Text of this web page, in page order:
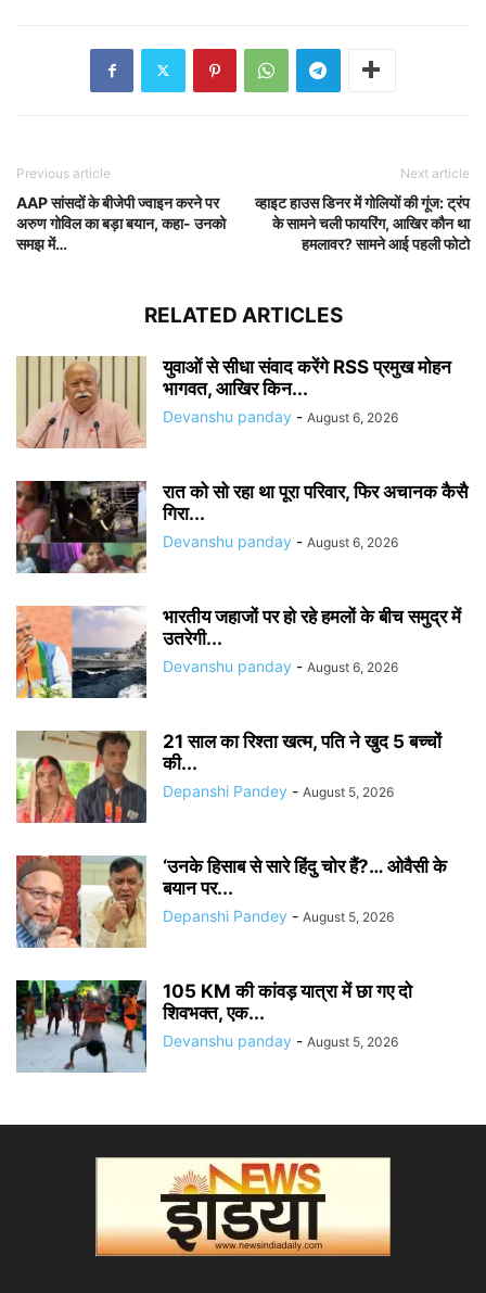
Previous article
AAP सांसदों के बीजेपी ज्वाइन करने पर
अरुण गोविल का बड़ा बयान, कहा- उनको
समझ में…
Next article
व्हाइट हाउस डिनर में गोलियों की गूंज: ट्रंप
के सामने चली फायरिंग, आखिर कौन था
हमलावर? सामने आई पहली फोटो
RELATED ARTICLES
युवाओं से सीधा संवाद करेंगे RSS प्रमुख मोहन
भागवत, आखिर किन...
Devanshu panday - August 6, 2026
रात को सो रहा था पूरा परिवार, फिर अचानक कैसै
गिरा...
Devanshu panday - August 6, 2026
भारतीय जहाजों पर हो रहे हमलों के बीच समुद्र में
उतरेगी...
Devanshu panday - August 6, 2026
21 साल का रिश्ता खत्म, पति ने खुद 5 बच्चों
की...
Depanshi Pandey - August 5, 2026
‘उनके हिसाब से सारे हिंदु चोर हैं?… ओवैसी के
बयान पर...
Depanshi Pandey - August 5, 2026
105 KM की कांवड़ यात्रा में छा गए दो
शिवभक्त, एक...
Devanshu panday - August 5, 2026